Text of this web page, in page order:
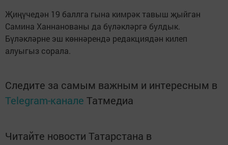
Җиңүчедән 19 баллга гына кимрәк тавыш җыйган
Самина Ханнанованы да бүләкләргә булдык.
Бүләкләрне эш көннәрендә редакциядән килеп
алуыгыз сорала.
Следите за самым важным и интересным в
Telegram-канале Татмедиа
Читайте новости Татарстана в